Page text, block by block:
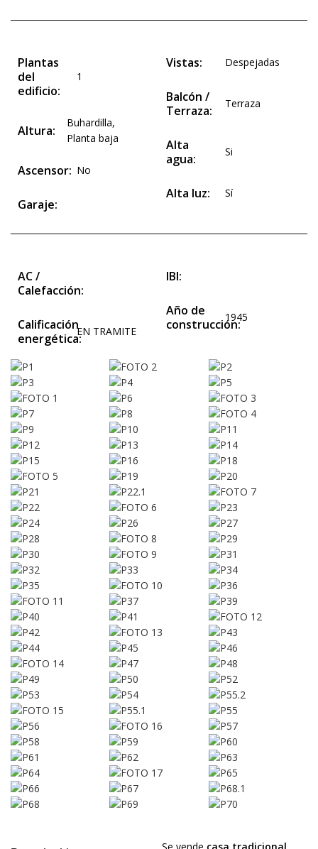
Plantas
del
edificio:
1
Altura:
Buhardilla,
Planta baja
Ascensor: No
Garaje:
Vistas: Despejadas
Balcón /
Terraza:
Terraza
Alta
agua:
Si
Alta luz: Sí
AC /
Calefacción:
Calificación
energética:EN TRAMITE
IBI:
Año de
construcción:
1945